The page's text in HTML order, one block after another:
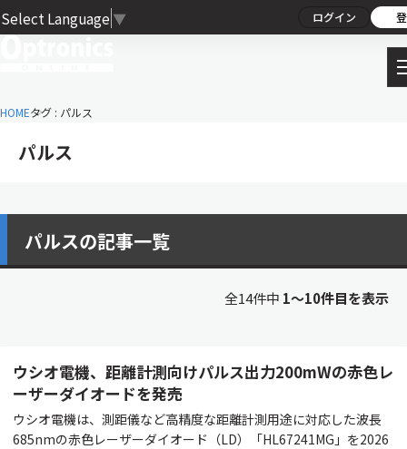
Select Language ▼ ログイン
HOMEタグ : パルス
パルス
パルスの記事一覧
全14件中 1〜10件目を表示
ウシオ電機、距離計測向けパルス出力200mWの赤色レ
ーザーダイオードを発売
ウシオ電機は、測距儀など高精度な距離計測用途に対応した波長
685nmの赤色レーザーダイオード（LD）「HL67241MG」を2026